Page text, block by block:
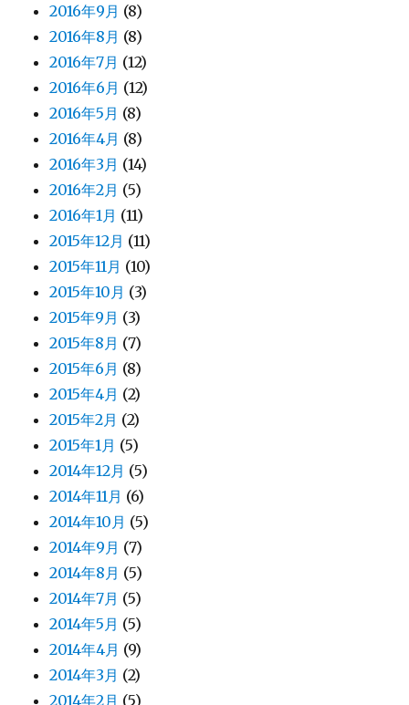
2016年9月 (8)
2016年8月 (8)
2016年7月 (12)
2016年6月 (12)
2016年5月 (8)
2016年4月 (8)
2016年3月 (14)
2016年2月 (5)
2016年1月 (11)
2015年12月 (11)
2015年11月 (10)
2015年10月 (3)
2015年9月 (3)
2015年8月 (7)
2015年6月 (8)
2015年4月 (2)
2015年2月 (2)
2015年1月 (5)
2014年12月 (5)
2014年11月 (6)
2014年10月 (5)
2014年9月 (7)
2014年8月 (5)
2014年7月 (5)
2014年5月 (5)
2014年4月 (9)
2014年3月 (2)
2014年2月 (5)